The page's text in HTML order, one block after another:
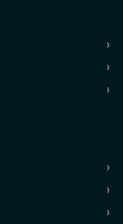
›
›
›
›
›
›